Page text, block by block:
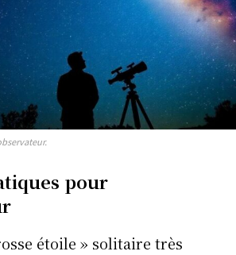
S'ABONNER
de contenuspour
étoile » solitaire très